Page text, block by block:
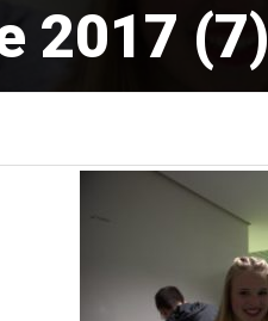
2017 (7)